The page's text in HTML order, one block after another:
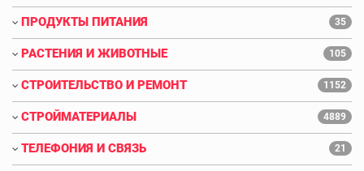
ПРОДУКТЫ ПИТАНИЯ 35
РАСТЕНИЯ И ЖИВОТНЫЕ 105
СТРОИТЕЛЬСТВО И РЕМОНТ 1152
СТРОЙМАТЕРИАЛЫ 4889
ТЕЛЕФОНИЯ И СВЯЗЬ 21